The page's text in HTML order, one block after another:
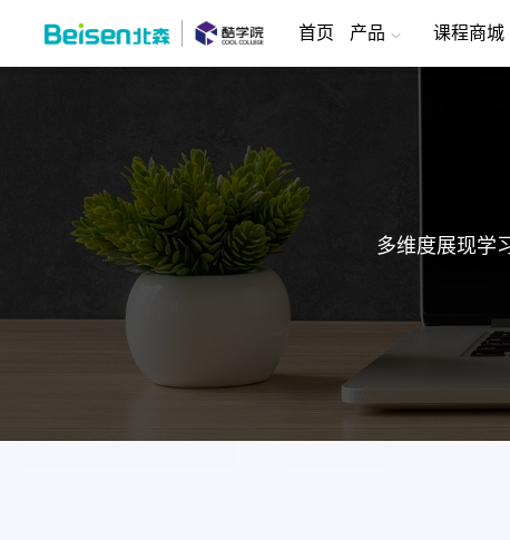
首页 产品 课程商城
多维度展现学